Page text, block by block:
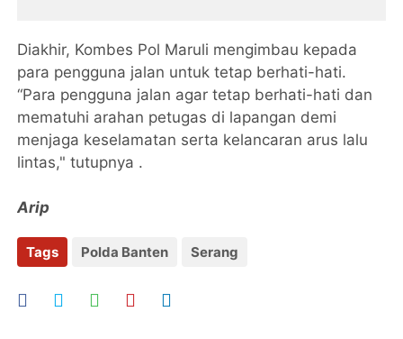
Diakhir, Kombes Pol Maruli mengimbau kepada
para pengguna jalan untuk tetap berhati-hati.
“Para pengguna jalan agar tetap berhati-hati dan
mematuhi arahan petugas di lapangan demi
menjaga keselamatan serta kelancaran arus lalu
lintas," tutupnya .
Arip
Tags Polda Banten Serang